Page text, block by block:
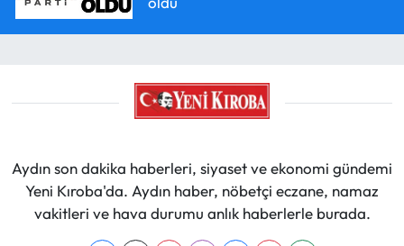
Aydın son dakika haberleri, siyaset ve ekonomi gündemi
Yeni Kıroba'da. Aydın haber, nöbetçi eczane, namaz
vakitleri ve hava durumu anlık haberlerle burada.